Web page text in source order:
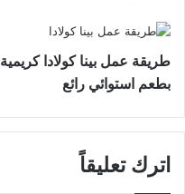
طريقة عمل بينا كولادا كريمية
بطعم استوائي رائع
اترك تعليقاً